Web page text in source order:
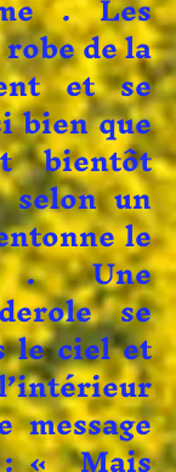
de la
et se
bien que
bientôt
un
le
. Une
se
le ciel et